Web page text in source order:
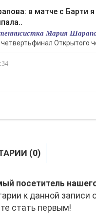
Мария
Открытого
(0)
посетитель
к данной записи
стать первым!